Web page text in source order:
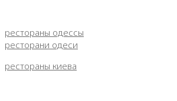
рестораны одессы
ресторани одеси
рестораны киева